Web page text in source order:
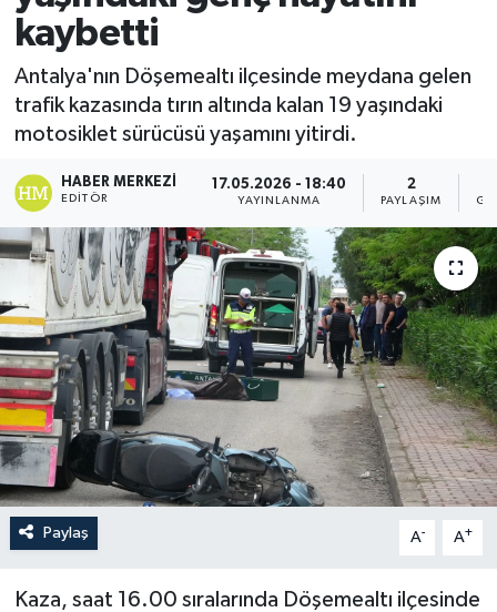
kaybetti
Antalya'nın Döşemealtı ilçesinde meydana gelen
trafik kazasında tırın altında kalan 19 yaşındaki
motosiklet sürücüsü yaşamını yitirdi.
HABER MERKEZI
EDITÖR
17.05.2026 - 18:40
YAYINLANMA
2
PAYLAŞIM
Paylaş A- A+
Kaza, saat 16.00 sıralarında Döşemealtı ilçesinde